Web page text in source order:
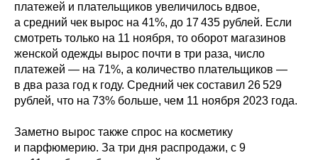
платежей и плательщиков увеличилось вдвое,
а средний чек вырос на 41%, до 17 435 рублей. Если
смотреть только на 11 ноября, то оборот магазинов
женской одежды вырос почти в три раза, число
платежей — на 71%, а количество плательщиков —
в два раза год к году. Средний чек составил 26 529
рублей, что на 73% больше, чем 11 ноября 2023 года.
Заметно вырос также спрос на косметику
и парфюмерию. За три дня распродажи, с 9